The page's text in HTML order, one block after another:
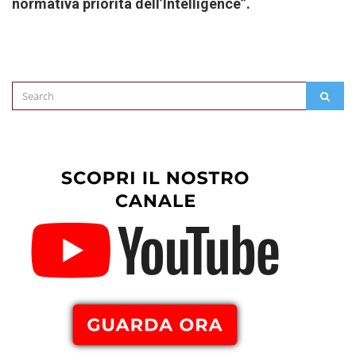
normativa priorità delI’Intelligence”.
Search
for: